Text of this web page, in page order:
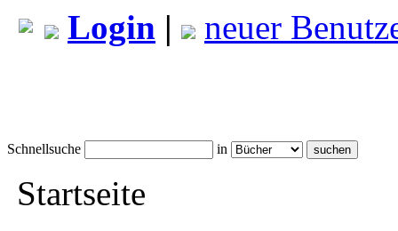
Login | neuer
Schnellsuche in
Startseite